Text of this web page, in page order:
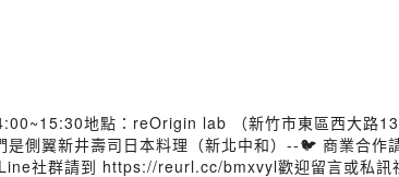
地點：reOrigin lab （新竹市東區西大路
是側翼新井壽司日本料理（新北中和）--🐦 商業合
社群請到 https://reurl.cc/bmxvyl歡迎留言或私訊